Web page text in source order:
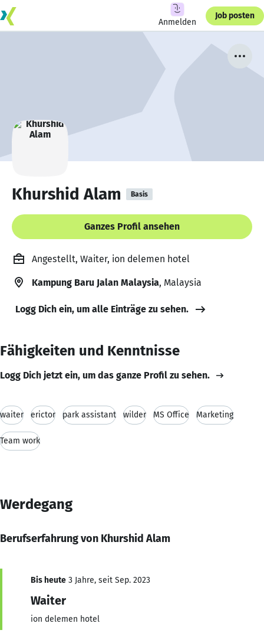
Anmelden
Job posten
Khurshid Alam Basis
Ganzes Profil ansehen
Angestellt, Waiter, ion delemen hotel
Kampung Baru Jalan Malaysia, Malaysia
Logg Dich ein, um alle Einträge zu sehen.
Fähigkeiten und Kenntnisse
Logg Dich jetzt ein, um das ganze Profil zu sehen.
waiter erictor park assistant wilder MS Office Marketing
Team work
Werdegang
Berufserfahrung von Khurshid Alam
Bis heute 3 Jahre, seit Sep. 2023
Waiter
ion delemen hotel